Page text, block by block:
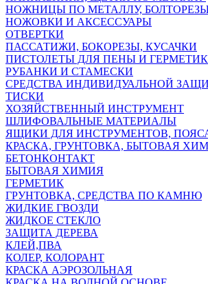
НОЖНИЦЫ ПО МЕТАЛЛУ,
НОЖОВКИ И АКСЕССУАРЫ
ОТВЕРТКИ
ПАССАТИЖИ, БОКОРЕЗЫ, КУСАЧКИ
ПИСТОЛЕТЫ ДЛЯ ПЕНЫ И
РУБАНКИ И СТАМЕСКИ
СРЕДСТВА ИНДИВИДУАЛЬНОЙ
ТИСКИ
ХОЗЯЙСТВЕННЫЙ ИНСТРУМЕНТ
ШЛИФОВАЛЬНЫЕ МАТЕРИАЛЫ
ЯЩИКИ ДЛЯ ИНСТРУМЕНТОВ,
КРАСКА, ГРУНТОВКА, БЫТОВАЯ
БЕТОНКОНТАКТ
БЫТОВАЯ ХИМИЯ
ГЕРМЕТИК
ГРУНТОВКА, СРЕДСТВА ПО КАМНЮ
ЖИДКИЕ ГВОЗДИ
ЖИДКОЕ СТЕКЛО
ЗАЩИТА ДЕРЕВА
КЛЕЙ,ПВА
КОЛЕР, КОЛОРАНТ
КРАСКА АЭРОЗОЛЬНАЯ